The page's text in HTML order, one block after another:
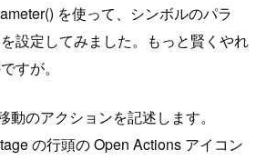
を使って、シンボルのパラ
設定してみました。もっと賢くやれ
すが。
動のアクションを記述します。
の行頭の Open Actions アイコン